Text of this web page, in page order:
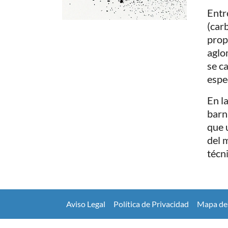
se
En
que
del
Aviso Legal Política de Privacidad Mapa